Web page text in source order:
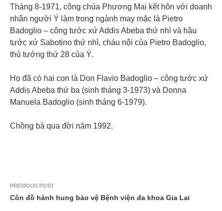
Tháng 8-1971, công chúa Phương Mai kết hôn với doanh
nhân người Ý làm trong ngành may mặc là Pietro
Badoglio – công tước xứ Addis Abeba thứ nhì và hầu
tước xứ Sabotino thứ nhì, cháu nội của Pietro Badoglio,
thủ tướng thứ 28 của Ý.
Họ đã có hai con là Don Flavio Badoglio – công tước xứ
Addis Abeba thứ ba (sinh tháng 3-1973) và Donna
Manuela Badoglio (sinh tháng 6-1979).
Chồng bà qua đời năm 1992.
PREVIOUS POST
Côn đồ hành hung bảo vệ Bệnh viện đa khoa Gia Lai ​